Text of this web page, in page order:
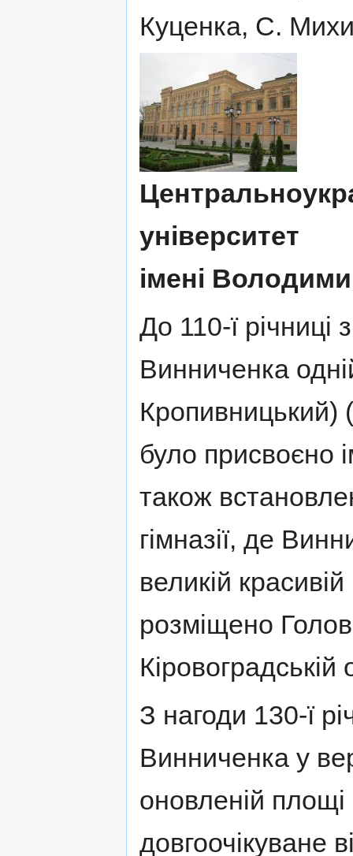
Куценка, С.
університет
імені
До 110-ї
Винниченка
Кропивницький)
було присвоєно
також
гімназії, де
великій
розміщено
Кіровоградській
З нагоди 130-ї
Винниченка у
оновленій площі
довгоочікуване